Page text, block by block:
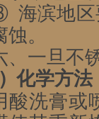
海滨地区
蚀。
、一旦不
化学方法
酸洗膏或